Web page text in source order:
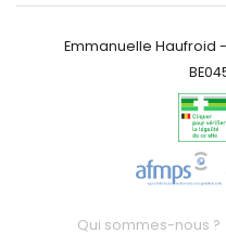
Emmanuelle Haufroid -
Qui sommes-nous ?